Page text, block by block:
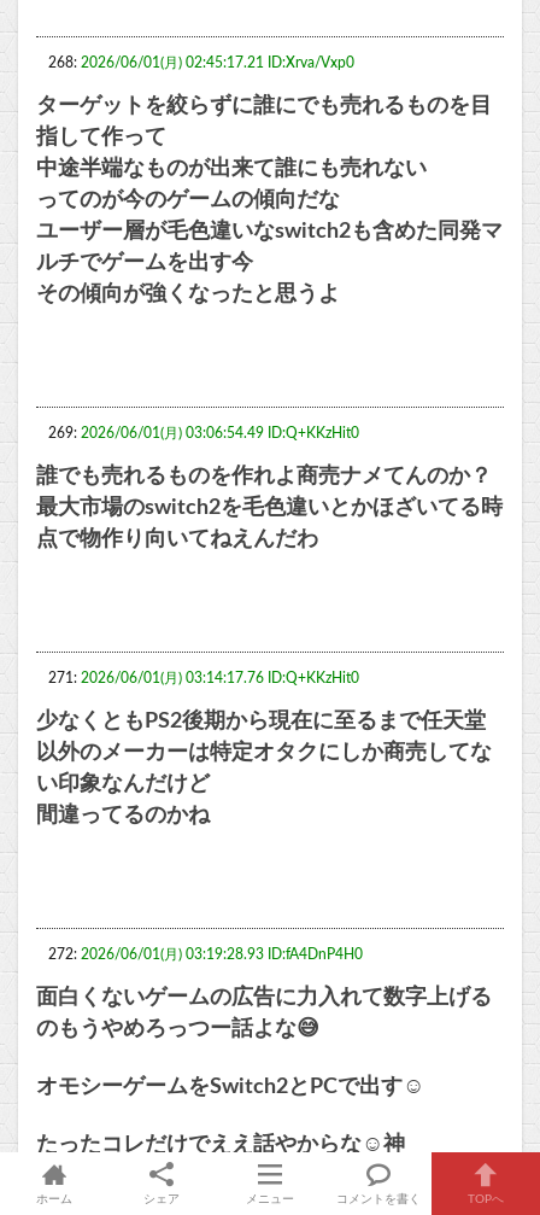
268: 2026/06/01(月) 02:45:17.21 ID:Xrva/Vxp0
ターゲットを絞らずに誰にでも売れるものを目
指して作って
中途半端なものが出来て誰にも売れない
ってのが今のゲームの傾向だな
ユーザー層が毛色違いなswitch2も含めた同発マ
ルチでゲームを出す今
その傾向が強くなったと思うよ
269: 2026/06/01(月) 03:06:54.49 ID:Q+KKzHit0
誰でも売れるものを作れよ商売ナメてんのか？
最大市場のswitch2を毛色違いとかほざいてる時
点で物作り向いてねえんだわ
271: 2026/06/01(月) 03:14:17.76 ID:Q+KKzHit0
少なくともPS2後期から現在に至るまで任天堂
以外のメーカーは特定オタクにしか商売してな
い印象なんだけど
間違ってるのかね
272: 2026/06/01(月) 03:19:28.93 ID:fA4DnP4H0
面白くないゲームの広告に力入れて数字上げる
のもうやめろっつー話よな😅
オモシーゲームをSwitch2とPCで出す☺
たったコレだけでええ話やからな☺神
本当ーにオモシーゲームはマニアにディグられ
ホーム シェア メニュー コメントを書く TOPへ